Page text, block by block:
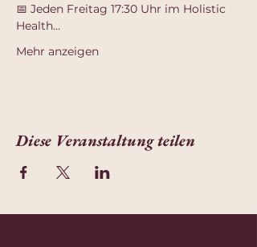
📅 Jeden Freitag 17:30 Uhr im Holistic
Health…
Mehr anzeigen
Diese Veranstaltung teilen